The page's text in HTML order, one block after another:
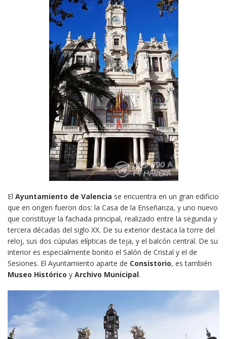
El Ayuntamiento de Valencia se encuentra en un gran edificio
que en origen fueron dos: la Casa de la Enseñanza, y uno nuevo
que constituye la fachada principal, realizado entre la segunda y
tercera décadas del siglo XX. De su exterior destaca la torre del
reloj, sus dos cúpulas elípticas de teja, y el balcón central. De su
interior es especialmente bonito el Salón de Cristal y el de
Sesiones. El Ayuntamiento aparte de Consistorio, es también
Museo Histórico y Archivo Municipal.